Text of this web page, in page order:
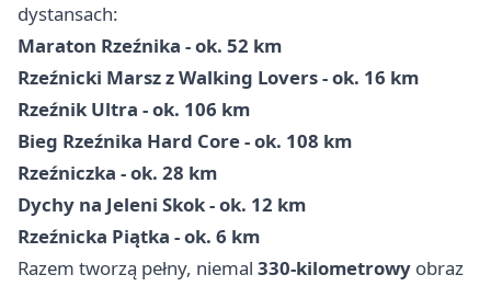
dystansach:
Maraton Rzeźnika - ok. 52 km
Rzeźnicki Marsz z Walking Lovers - ok. 16 km
Rzeźnik Ultra - ok. 106 km
Bieg Rzeźnika Hard Core - ok. 108 km
Rzeźniczka - ok. 28 km
Dychy na Jeleni Skok - ok. 12 km
Rzeźnicka Piątka - ok. 6 km
Razem tworzą pełny, niemal 330-kilometrowy obraz